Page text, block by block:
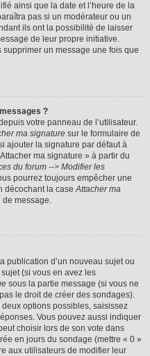
ainsi que la date et l’heure de la
pas si un modérateur ou un
ils ont la possibilité de laisser
de leur propre initiative.
un message une fois que
?
votre panneau de l’utilisateur.
ma signature sur le formulaire de
ajouter la signature par défaut à
ma signature » à partir du
du forum --> Modifier les
pourrez toujours empêcher une
décochant la caseAttacher ma
de message.
publication d’un nouveau sujet ou
(si vous en avez les
sous la partie message (si vous ne
le droit de créer des sondages).
options possibles, saisissez
Vous pouvez aussi indiquer
choisir lors de son vote dans
en jours du sondage (mettre « 0 »
aux utilisateurs de modifier leur